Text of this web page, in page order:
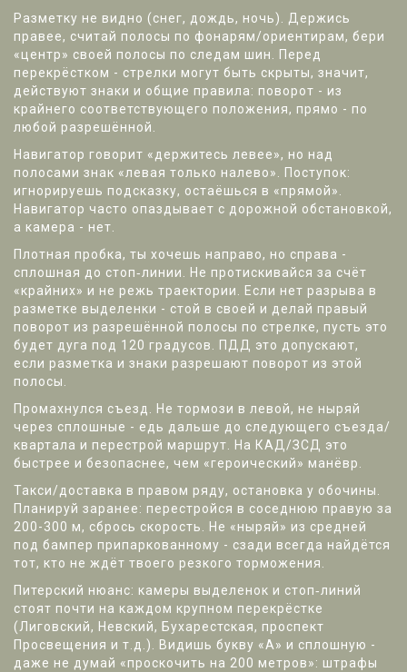
Разметку не видно (снег, дождь, ночь). Держись
правее, считай полосы по фонарям/ориентирам, бери
«центр» своей полосы по следам шин. Перед
перекрёстком - стрелки могут быть скрыты, значит,
действуют знаки и общие правила: поворот - из
крайнего соответствующего положения, прямо - по
любой разрешённой.
Навигатор говорит «держитесь левее», но над
полосами знак «левая только налево». Поступок:
игнорируешь подсказку, остаёшься в «прямой».
Навигатор часто опаздывает с дорожной обстановкой,
а камера - нет.
Плотная пробка, ты хочешь направо, но справа -
сплошная до стоп‑линии. Не протискивайся за счёт
«крайних» и не режь траектории. Если нет разрыва в
разметке выделенки - стой в своей и делай правый
поворот из разрешённой полосы по стрелке, пусть это
будет дуга под 120 градусов. ПДД это допускают,
если разметка и знаки разрешают поворот из этой
полосы.
Промахнулся съезд. Не тормози в левой, не ныряй
через сплошные - едь дальше до следующего съезда/
квартала и перестрой маршрут. На КАД/ЗСД это
быстрее и безопаснее, чем «героический» манёвр.
Такси/доставка в правом ряду, остановка у обочины.
Планируй заранее: перестройся в соседнюю правую за
200-300 м, сбрось скорость. Не «ныряй» из средней
под бампер припаркованному - сзади всегда найдётся
тот, кто не ждёт твоего резкого торможения.
Питерский нюанс: камеры выделенок и стоп‑линий
стоят почти на каждом крупном перекрёстке
(Лиговский, Невский, Бухарестская, проспект
Просвещения и т.д.). Видишь букву «А» и сплошную -
даже не думай «проскочить на 200 метров»: штрафы